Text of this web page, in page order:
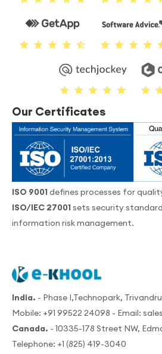
Our Certificates
ISO 9001 defines processes for
ISO/IEC 27001 sets security
information risk management.
India. - Phase I,Technopark,
Mobile: +91 99522 24098 - Email:
Canada. - 10335-178 Street NW,
Telephone: +1 (825) 419-3040